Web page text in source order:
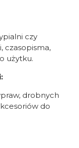
czy
czasopisma,
użytku.
drobnych
do